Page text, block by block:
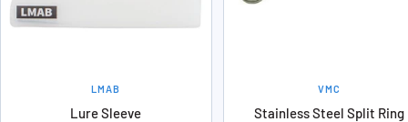
LMAB
Lure Sleeve
VMC
Stainless Steel Split Ring